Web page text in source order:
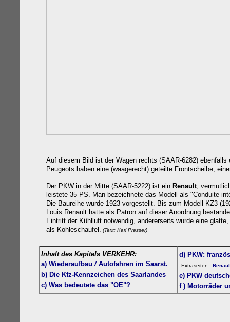
Auf diesem Bild ist der Wagen rechts (SAAR-6282) ebenfalls
Peugeots haben eine (waagerecht) geteilte Frontscheibe,
Der PKW in der Mitte (SAAR-5222) ist ein Renault,
leistete 35 PS. Man bezeichnete das Modell als "Conduite
Die Baureihe wurde 1923 vorgestellt. Bis zum Modell KZ3
Louis Renault hatte als Patron auf dieser Anordnung
Eintritt der Kühlluft notwendig, andererseits wurde eine
als Kohleschaufel. (Text: Karl Presser)
Inhalt des Kapitels VERKEHR:
a) Wiederaufbau / Autofahrenim Saarst.
b) Die Kfz-Kennzeichen des Saarlandes
c) Was bedeutete das "OE"?
d) PKW:
Extraseiten:
e) PKW
f ) Motorräder